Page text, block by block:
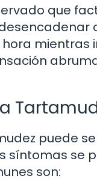
que
mientras
puede
síntomas se
son: